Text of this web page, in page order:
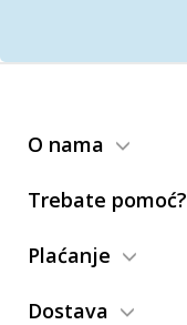
O nama
Trebate pomoć?
Plaćanje
Dostava